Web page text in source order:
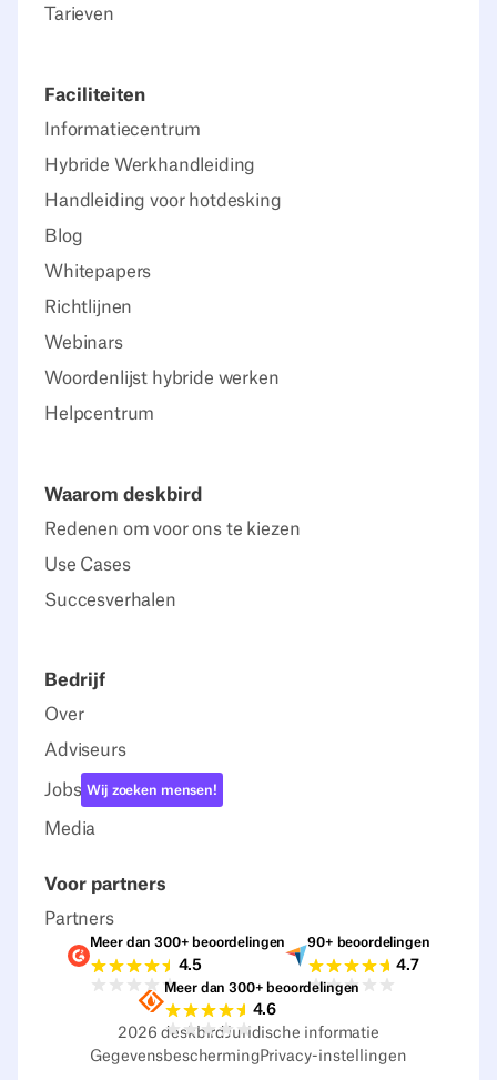
Tarieven
Faciliteiten
Informatiecentrum
Hybride Werkhandleiding
Handleiding voor hotdesking
Blog
Whitepapers
Richtlijnen
Webinars
Woordenlijst hybride werken
Helpcentrum
Waarom deskbird
Redenen om voor ons te kiezen
Use Cases
Succesverhalen
Bedrijf
Over
Adviseurs
Jobs Wij zoeken mensen!
Media
Voor partners
Partners
Beoordelingen G2
Meer dan 300+ beoordelingen
4.5
Beoordelingen
90+ beoordelingen
4.7
Beoordelingen Sourceforge
Meer dan 300+ beoordelingen
4.6
2026 deskbirdJuridische informatie
GegevensbeschermingPrivacy-instellingen